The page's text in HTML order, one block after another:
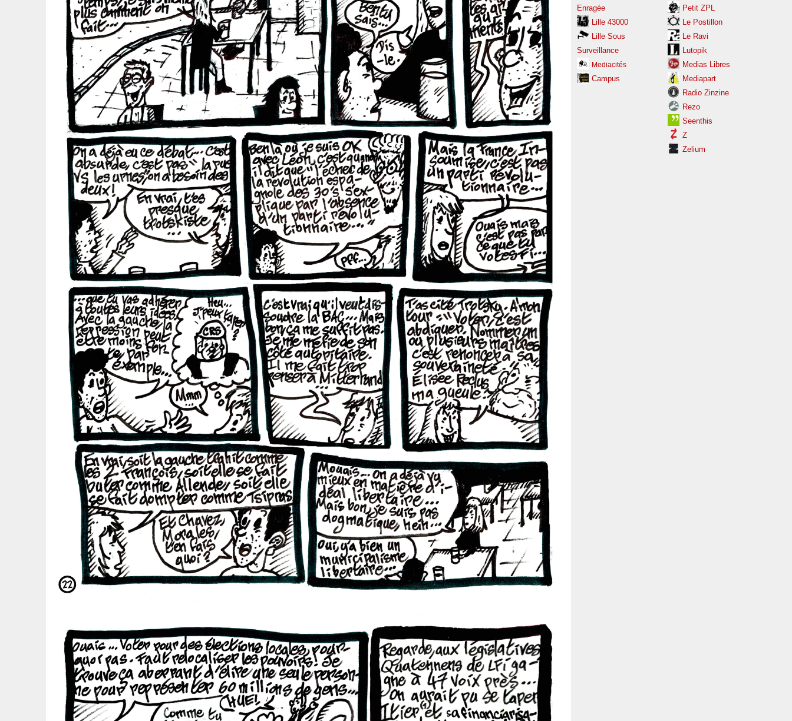
Enragée
Lille 43000
Lille Sous
Surveillance
Mediacités
Campus
Petit ZPL
Le Postillon
Le Ravi
Lutopik
Medias Libres
Mediapart
Radio Zinzine
Rezo
Seenthis
Z
Zelium